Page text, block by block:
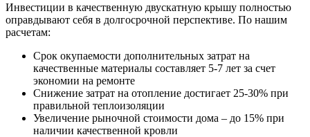
Инвестиции в качественную двускатную крышу полностью
оправдывают себя в долгосрочной перспективе. По нашим
расчетам:
Срок окупаемости дополнительных затрат на
качественные материалы составляет 5-7 лет за счет
экономии на ремонте
Снижение затрат на отопление достигает 25-30% при
правильной теплоизоляции
Увеличение рыночной стоимости дома – до 15% при
наличии качественной кровли